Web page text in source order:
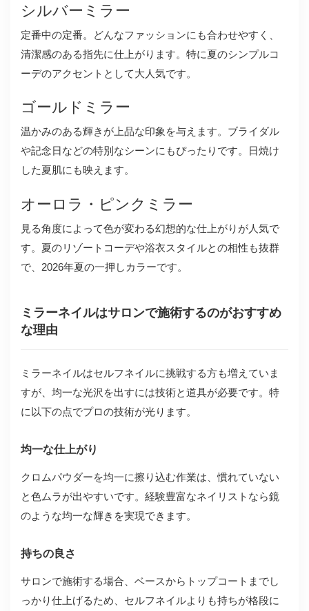
シルバーミラー
定番中の定番。どんなファッションにも合わせやすく、
清潔感のある指先に仕上がります。特に夏のシンプルコ
ーデのアクセントとして大人気です。
ゴールドミラー
温かみのある輝きが上品な印象を与えます。ブライダル
や記念日などの特別なシーンにもぴったりです。日焼け
した夏肌にも映えます。
オーロラ・ピンクミラー
見る角度によって色が変わる幻想的な仕上がりが人気で
す。夏のリゾートコーデや浴衣スタイルとの相性も抜群
で、2026年夏の一押しカラーです。
ミラーネイルはサロンで施術するのがおすすめ
な理由
ミラーネイルはセルフネイルに挑戦する方も増えていま
すが、均一な光沢を出すには技術と道具が必要です。特
に以下の点でプロの技術が光ります。
均一な仕上がり
クロムパウダーを均一に擦り込む作業は、慣れていない
と色ムラが出やすいです。経験豊富なネイリストなら鏡
のような均一な輝きを実現できます。
持ちの良さ
サロンで施術する場合、ベースからトップコートまでし
っかり仕上げるため、セルフネイルよりも持ちが格段に